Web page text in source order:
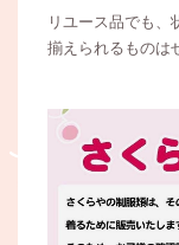
リユース品でも、
揃えられるものは